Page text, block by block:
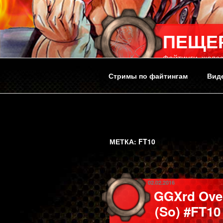
Перейти
к
содержимому
Файтинги,
Стримы по файтингам
МЕТКА: FT10
ОПУБЛИКОВАНО
02.02.2016
GGXrd
(So) #FT10